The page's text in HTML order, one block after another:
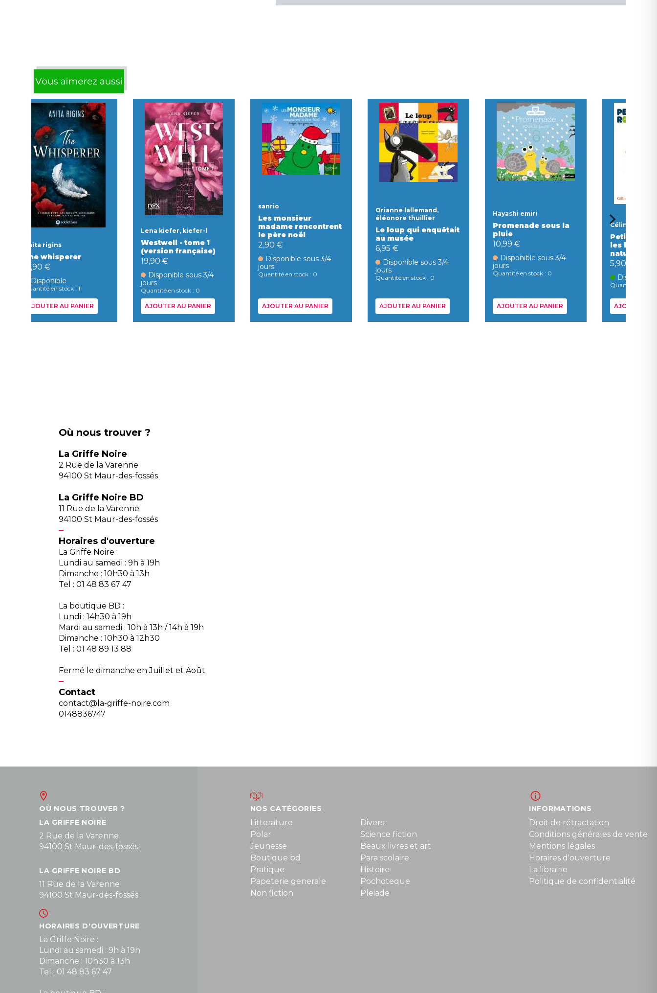
Anita rigins
The whisperer
17,90 €
Disponible
Quantité en stock : 1
AJOUTER AU PANIER
Lena kiefer, kiefer-l
Westwell - tome 1
(version française)
19,90 €
Disponible sous 3/4
jours
Quantité en stock : 0
AJOUTER AU PANIER
sanrio
Les monsieur
madame rencontrent
le père noël
2,90 €
Disponible sous 3/4
jours
Quantité en stock : 0
AJOUTER AU PANIER
Orianne lallemand,
éléonore thuillier
Le loup qui enquêtait
au musée
6,95 €
Disponible sous 3/4
jours
Quantité en stock : 0
AJOUTER AU PANIER
Hayashi emiri
Promenade sous la
pluie
10,99 €
Disponible sous 3/4
jours
Quantité en stock : 0
AJOUTER AU PANIER
Céline alvarez
Petite
les lectures
naturelles
5,90 €
Disponible
Quantité en
AJOUTER AU
Où nous trouver ?
La Griffe Noire
2 Rue de la Varenne
94100 St Maur-des-fossés
La Griffe Noire BD
11 Rue de la Varenne
94100 St Maur-des-fossés
Horaires d'ouverture
La Griffe Noire :
Lundi au samedi : 9h à 19h
Dimanche : 10h30 à 13h
Tel : 01 48 83 67 47
La boutique BD :
Lundi : 14h30 à 19h
Mardi au samedi : 10h à 13h / 14h à 19h
Dimanche : 10h30 à 12h30
Tel : 01 48 89 13 88
Fermé le dimanche en Juillet et Août
Contact
contact@la-griffe-noire.com
0148836747
OÙ NOUS TROUVER ?
LA GRIFFE NOIRE
2 Rue de la Varenne
94100 St Maur-des-fossés
LA GRIFFE NOIRE BD
11 Rue de la Varenne
94100 St Maur-des-fossés
HORAIRES D'OUVERTURE
La Griffe Noire :
Lundi au samedi : 9h à 19h
Dimanche : 10h30 à 13h
Tel : 01 48 83 67 47
NOS CATÉGORIES
Litterature
Polar
Jeunesse
Boutique bd
Pratique
Papeterie generale
Non fiction
Divers
Science fiction
Beaux livres et art
Para scolaire
Histoire
Pochoteque
Pleiade
INFORMATIONS
Droit de rétractation
Conditions générales de vente
Mentions légales
Horaires d'ouverture
La librairie
Politique de confidentialité